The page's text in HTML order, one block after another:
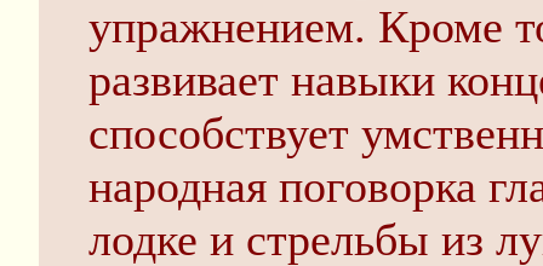
упражнением. Кроме
развивает навыки
способствует
народная поговорка
лодке и стрельбы из